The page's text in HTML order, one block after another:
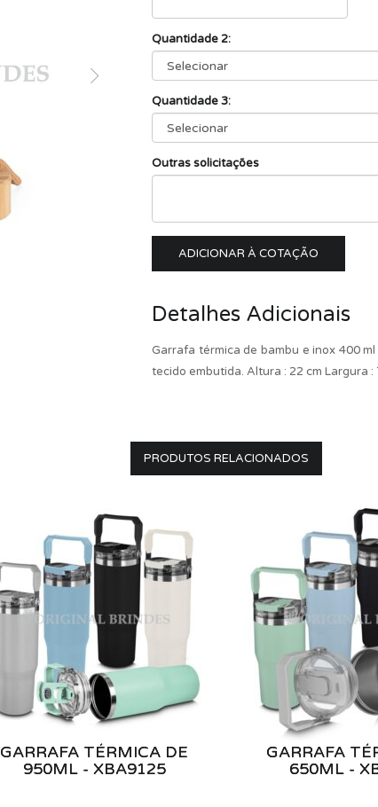
Quantidade 2:
Quantidade 3:
Outras solicitações
ADICIONAR À COTAÇÃO
Detalhes Adicionais
Garrafa térmica de bambu e inox 400
tecido embutida. Altura : 22 cm Largura
PRODUTOS RELACIONADOS
GARRAFA TÉRMICA DE
950ML - XBA9125
GARRAFA
650ML -